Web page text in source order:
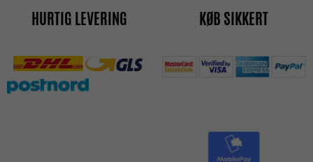
HURTIG LEVERING KØB SIKKERT